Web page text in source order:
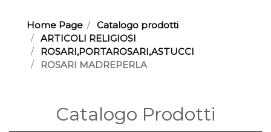
Home Page
Catalogo prodotti
ARTICOLI RELIGIOSI
ROSARI,PORTAROSARI,ASTUCCI
ROSARI MADREPERLA
Catalogo Prodotti